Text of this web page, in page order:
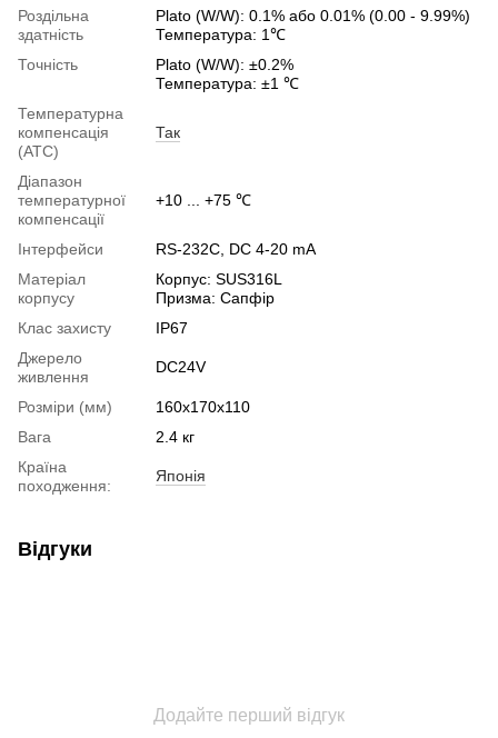
Роздільна
здатність
Plato (W/W): 0.1% або 0.01% (0.00 - 9.99%)
Температура: 1℃
Точність
Plato (W/W): ±0.2%
Температура: ±1 ℃
Температурна
компенсація
(ATC)
Так
Діапазон
температурної
компенсації
+10 ... +75 ℃
Інтерфейси
RS-232C, DC 4-20 mA
Матеріал
корпусу
Корпус: SUS316L
Призма: Сапфір
Клас захисту
IP67
Джерело
живлення
DC24V
Розміри (мм)
160x170x110
Вага
2.4 кг
Країна
походження:
Японія
Відгуки
Додайте перший відгук